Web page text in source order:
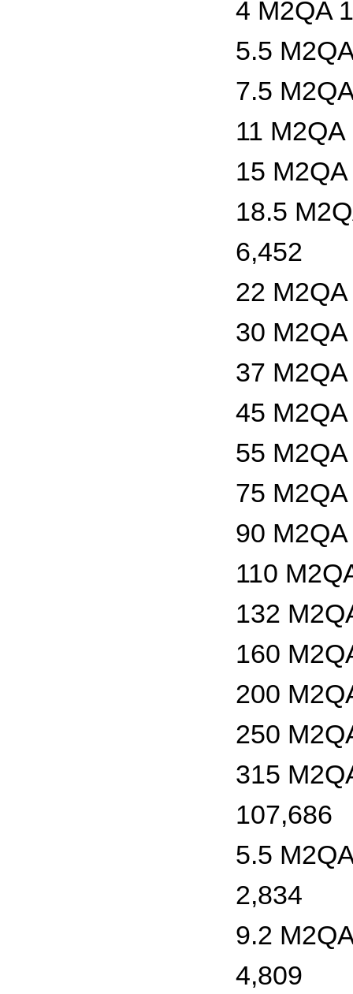
4 M2QA
5.5
7.5
11
15
18.5
6,452
22
30
37
45
55
75
90
110
132
160
200
250
315
107,686
5.5
2,834
9.2
4,809